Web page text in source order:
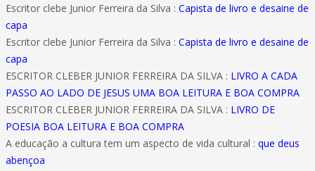
Escritor clebe Junior Ferreira da Silva : Capista de livro e desaine de
capa
Escritor clebe Junior Ferreira da Silva : Capista de livro e desaine de
capa
ESCRITOR CLEBER JUNIOR FERREIRA DA SILVA : LIVRO A CADA
PASSO AO LADO DE JESUS UMA BOA LEITURA E BOA COMPRA
ESCRITOR CLEBER JUNIOR FERREIRA DA SILVA : LIVRO DE
POESIA BOA LEITURA E BOA COMPRA
A educação a cultura tem um aspecto de vida cultural : que deus
abençoa